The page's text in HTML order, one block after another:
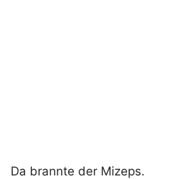
Da brannte der Mizeps.